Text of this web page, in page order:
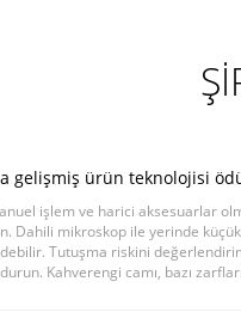
gelişmiş ürün teknolojisi
işlem ve harici aksesuarlar
Dahili mikroskop ile yerinde
Tutuşma riskini
Kahverengi camı, bazı